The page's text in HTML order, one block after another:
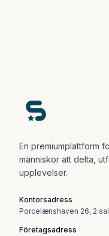
En premiumplattform
människor att delta,
upplevelser.
Kontorsadress
Porcelænshaven 26,
Företagsadress